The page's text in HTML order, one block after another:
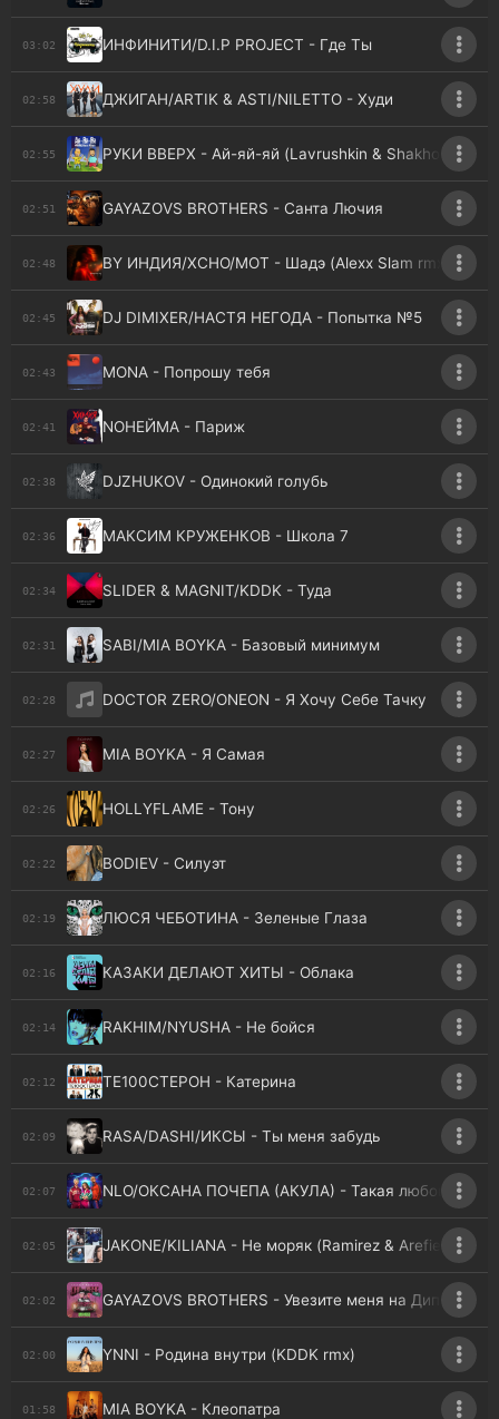
03:02 ИНФИНИТИ/D.I.P PROJECT - Где Ты
02:58 ДЖИГАН/ARTIK & ASTI/NILETTO - Худи
02:55 РУКИ ВВЕРХ - Ай-яй-яй (Lavrushkin & Shakhov rmx)
02:51 GAYAZOVS BROTHERS - Санта Лючия
02:48 BY ИНДИЯ/XCHO/МОТ - Шадэ (Alexx Slam rmx)
02:45 DJ DIMIXER/НАСТЯ НЕГОДА - Попытка №5
02:43 MONA - Попрошу тебя
02:41 NOНЕЙМА - Париж
02:38 DJZHUKOV - Одинокий голубь
02:36 МАКСИМ КРУЖЕНКОВ - Школа 7
02:34 SLIDER & MAGNIT/KDDK - Туда
02:31 SABI/MIA BOYKA - Базовый минимум
02:28 DOCTOR ZERO/ONEON - Я Хочу Себе Тачку
02:27 MIA BOYKA - Я Самая
02:26 HOLLYFLAME - Тону
02:22 BODIEV - Силуэт
02:19 ЛЮСЯ ЧЕБОТИНА - Зеленые Глаза
02:16 КАЗАКИ ДЕЛАЮТ ХИТЫ - Облака
02:14 RAKHIM/NYUSHA - Не бойся
02:12 ТЕ100СТЕРОН - Катерина
02:09 RASA/DASHI/ИКСЫ - Ты меня забудь
02:07 NLO/ОКСАНА ПОЧЕПА (АКУЛА) - Такая любовь
02:05 JAKONE/KILIANA - Не моряк (Ramirez & Arefiev rmx)
02:02 GAYAZOVS BROTHERS - Увезите меня на Дип-хаус
02:00 YNNI - Родина внутри (KDDK rmx)
01:58 MIA BOYKA - Клеопатра